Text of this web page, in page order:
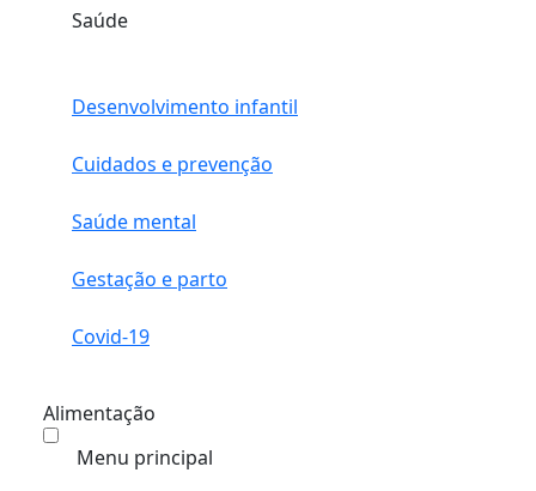
Saúde
Desenvolvimento infantil
Cuidados e prevenção
Saúde mental
Gestação e parto
Covid-19
Alimentação
Menu principal